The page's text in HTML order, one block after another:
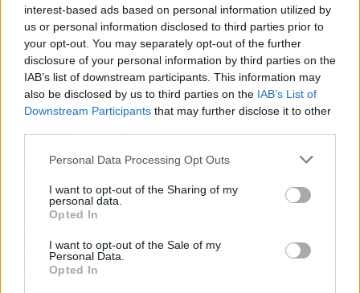
interest-based ads based on personal information utilized by
us or personal information disclosed to third parties prior to
your opt-out. You may separately opt-out of the further
disclosure of your personal information by third parties on the
IAB’s list of downstream participants. This information may
also be disclosed by us to third parties on the IAB’s List of
Downstream Participants that may further disclose it to other
Personal Data Processing Opt Outs
I want to opt-out of the Sharing of my
personal data.
Opted In
I want to opt-out of the Sale of my
Personal Data.
Opted In
Este proyecto se había presupuestado en
500.000 euros, cantidad "absolutamente
desproporcionada" con relación a los ingresos
federativos, si bien únicamente llegó a
desarrollarse la fase inicial, denominada fase 0,
por la que se satisficieron 62.121,40 euros a la
mercantil OESIA.
Con fecha de enero de 2014 su amigo causó
baja voluntaria en la empresa referid,
lo que
originó que percibiera por los servicios
bruto anual en concepto de retribución
variable de 5.756,90 euros.